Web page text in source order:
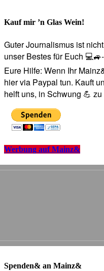
Kauf mir ’n Glas Wein!
Guter Journalismus ist
unser Bestes für Euch
Eure Hilfe: Wenn Ihr
hier via Paypal tun. Kauft
helft uns, in Schwung 💪
Werbung auf Mainz&
Spenden& an Mainz&